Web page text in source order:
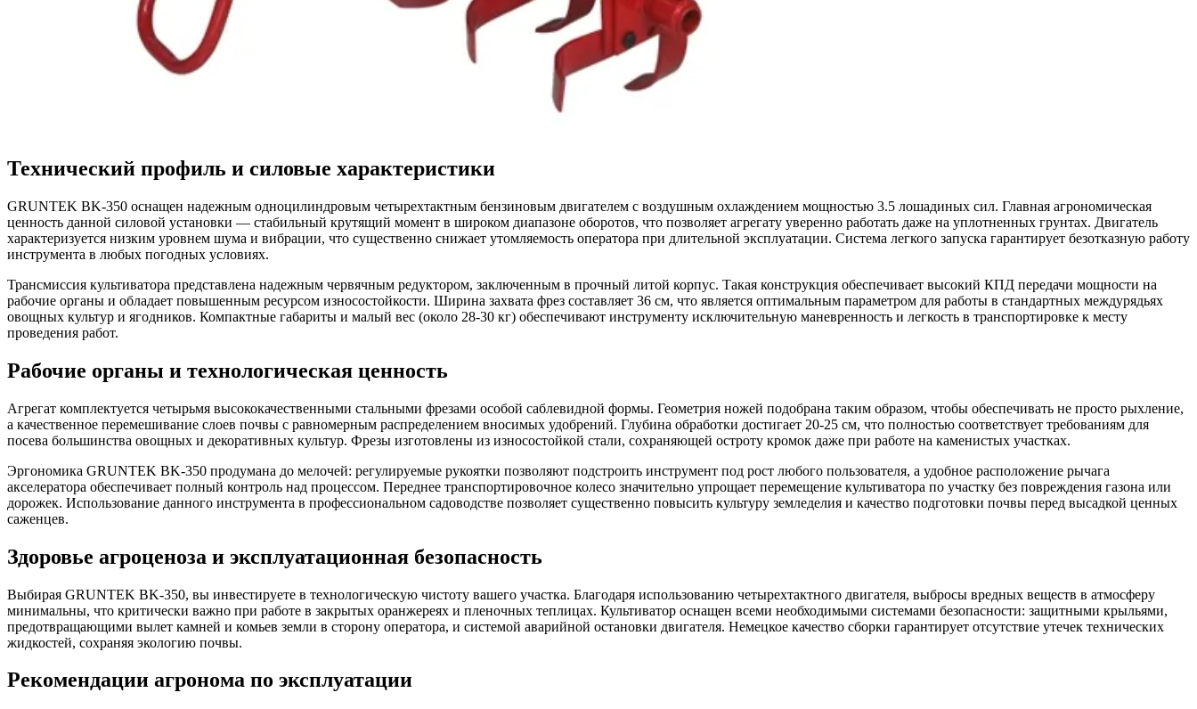
Технический профиль и силовые характеристики
GRUNTEK BK-350 оснащен надежным одноцилиндровым четырехтактным бензиновым двигателем с воздушным охлаждением мощностью 3.5 лошадиных сил. Главная агрономическая
ценность данной силовой установки — стабильный крутящий момент в широком диапазоне оборотов, что позволяет агрегату уверенно работать даже на уплотненных грунтах. Двигатель
характеризуется низким уровнем шума и вибрации, что существенно снижает утомляемость оператора при длительной эксплуатации. Система легкого запуска гарантирует безотказную работу
инструмента в любых погодных условиях.
Трансмиссия культиватора представлена надежным червячным редуктором, заключенным в прочный литой корпус. Такая конструкция обеспечивает высокий КПД передачи мощности на
рабочие органы и обладает повышенным ресурсом износостойкости. Ширина захвата фрез составляет 36 см, что является оптимальным параметром для работы в стандартных междурядьях
овощных культур и ягодников. Компактные габариты и малый вес (около 28-30 кг) обеспечивают инструменту исключительную маневренность и легкость в транспортировке к месту
проведения работ.
Рабочие органы и технологическая ценность
Агрегат комплектуется четырьмя высококачественными стальными фрезами особой саблевидной формы. Геометрия ножей подобрана таким образом, чтобы обеспечивать не просто рыхление,
а качественное перемешивание слоев почвы с равномерным распределением вносимых удобрений. Глубина обработки достигает 20-25 см, что полностью соответствует требованиям для
посева большинства овощных и декоративных культур. Фрезы изготовлены из износостойкой стали, сохраняющей остроту кромок даже при работе на каменистых участках.
Эргономика GRUNTEK BK-350 продумана до мелочей: регулируемые рукоятки позволяют подстроить инструмент под рост любого пользователя, а удобное расположение рычага
акселератора обеспечивает полный контроль над процессом. Переднее транспортировочное колесо значительно упрощает перемещение культиватора по участку без повреждения газона или
дорожек. Использование данного инструмента в профессиональном садоводстве позволяет существенно повысить культуру земледелия и качество подготовки почвы перед высадкой ценных
саженцев.
Здоровье агроценоза и эксплуатационная безопасность
Выбирая GRUNTEK BK-350, вы инвестируете в технологическую чистоту вашего участка. Благодаря использованию четырехтактного двигателя, выбросы вредных веществ в атмосферу
минимальны, что критически важно при работе в закрытых оранжереях и пленочных теплицах. Культиватор оснащен всеми необходимыми системами безопасности: защитными крыльями,
предотвращающими вылет камней и комьев земли в сторону оператора, и системой аварийной остановки двигателя. Немецкое качество сборки гарантирует отсутствие утечек технических
жидкостей, сохраняя экологию почвы.
Рекомендации агронома по эксплуатации